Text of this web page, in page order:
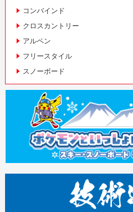
コンバインド
クロスカントリー
アルペン
フリースタイル
スノーボード